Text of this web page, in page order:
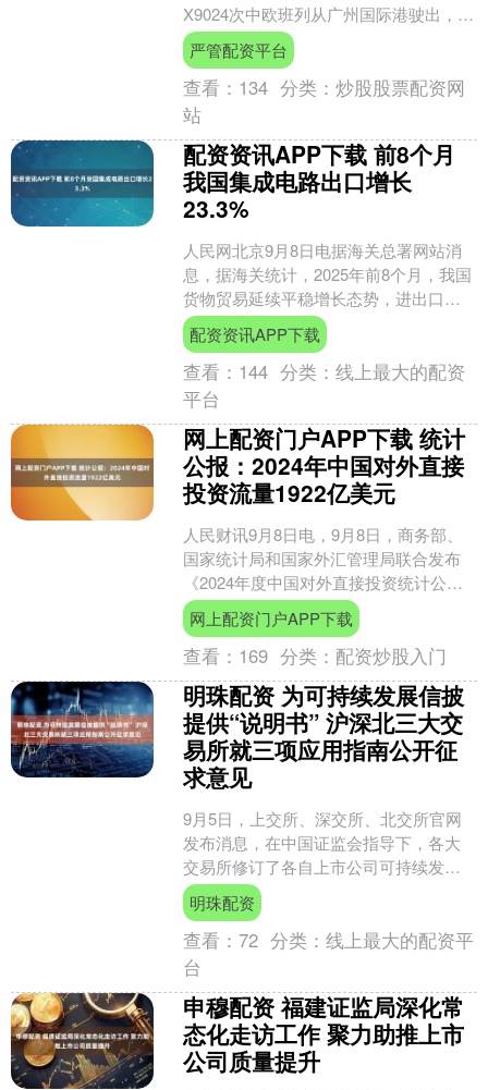
X9024次中欧班列从广州国际港驶出，预
计20天后抵达土耳其伊斯坦布尔。这是
粤港澳大....
严管配资平台
查看： 134 分类：炒股股票配资网
站
配资资讯APP下载 前8个月
我国集成电路出口增长
23.3%
人民网北京9月8日电据海关总署网站消
息，据海关统计，2025年前8个月，我国
货物贸易延续平稳增长态势，进出口总
值29.57万亿元人民币，同比（下同）增
长3.5%....
配资资讯APP下载
查看： 144 分类：线上最大的配资
平台
网上配资门户APP下载 统计
公报：2024年中国对外直接
投资流量1922亿美元
人民财讯9月8日电，9月8日，商务部、
国家统计局和国家外汇管理局联合发布
《2024年度中国对外直接投资统计公
报》。2024年，中国对外直接投资流量
1922亿美元....
网上配资门户APP下载
查看： 169 分类： 配资炒股入门
明珠配资 为可持续发展信披
提供“说明书” 沪深北三大交
易所就三项应用指南公开征
求意见
9月5日，上交所、深交所、北交所官网
发布消息，在中国证监会指导下，各大
交易所修订了各自上市公司可持续发展
报告编制指南(以下简称《指南》)，拟新
增附件《第三号污染....
明珠配资
查看：72 分类：线上最大的配资平
台
申穆配资 福建证监局深化常
态化走访工作 聚力助推上市
公司质量提升